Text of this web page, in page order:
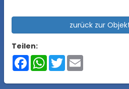
zurück zur
Teilen:
FacebookWhatsApp
Twitter